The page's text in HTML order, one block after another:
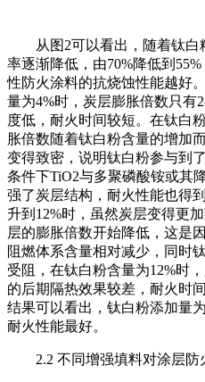
从图2可以看出，随着钛
率逐渐降低，由70%降低到
性防火涂料的抗烧蚀性能越好
量为4%时，炭层膨胀倍数只有
度低，耐火时间较短。在钛白
胀倍数随着钛白粉含量的增加
变得致密，说明钛白粉参与到
条件下TiO2与多聚磷酸铵或其
强了炭层结构，耐火性能也得
升到12%时，虽然炭层变得更
层的膨胀倍数开始降低，这是
阻燃体系含量相对减少，同时
受阻，在钛白粉含量为12%时
的后期隔热效果较差，耐火时
结果可以看出，钛白粉添加量
耐火性能最好。
2.2 不同增强填料对涂层防